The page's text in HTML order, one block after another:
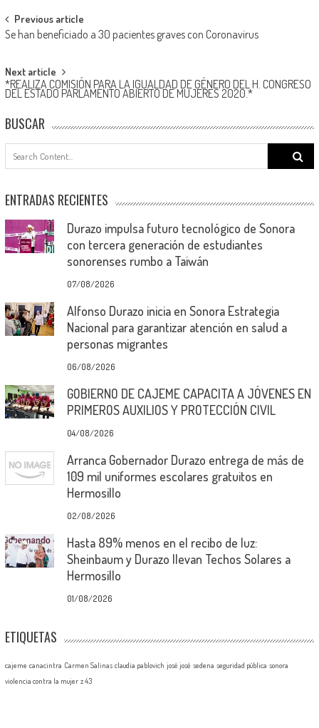
Post
navigation
Previous article
Se han beneficiado a 30 pacientes graves con Coronavirus
Next article
*REALIZA COMISIÓN PARA LA IGUALDAD DE GÉNERO DEL H. CONGRESO
DEL ESTADO PARLAMENTO ABIERTO DE MUJERES 2020.*
BUSCAR
Search
for:
ENTRADAS RECIENTES
Durazo impulsa futuro tecnológico de Sonora
con tercera generación de estudiantes
sonorenses rumbo a Taiwán
07/08/2026
Alfonso Durazo inicia en Sonora Estrategia
Nacional para garantizar atención en salud a
personas migrantes
06/08/2026
GOBIERNO DE CAJEME CAPACITA A JÓVENES EN
PRIMEROS AUXILIOS Y PROTECCIÓN CIVIL
04/08/2026
Arranca Gobernador Durazo entrega de más de
109 mil uniformes escolares gratuitos en
Hermosillo
02/08/2026
Hasta 89% menos en el recibo de luz:
Sheinbaum y Durazo llevan Techos Solares a
Hermosillo
01/08/2026
ETIQUETAS
cajeme canacintra Carmen Salinas claudia pablovich josé josé sedena seguridad pública sonora
violencia contra la mujer z 43